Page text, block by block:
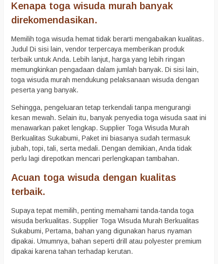
Kenapa toga wisuda murah banyak
direkomendasikan.
Memilih toga wisuda hemat tidak berarti mengabaikan kualitas.
Judul Di sisi lain, vendor terpercaya memberikan produk
terbaik untuk Anda. Lebih lanjut, harga yang lebih ringan
memungkinkan pengadaan dalam jumlah banyak. Di sisi lain,
toga wisuda murah mendukung pelaksanaan wisuda dengan
peserta yang banyak.
Sehingga, pengeluaran tetap terkendali tanpa mengurangi
kesan mewah. Selain itu, banyak penyedia toga wisuda saat ini
menawarkan paket lengkap. Supplier Toga Wisuda Murah
Berkualitas Sukabumi, Paket ini biasanya sudah termasuk
jubah, topi, tali, serta medali. Dengan demikian, Anda tidak
perlu lagi direpotkan mencari perlengkapan tambahan.
Acuan toga wisuda dengan kualitas
terbaik.
Supaya tepat memilih, penting memahami tanda-tanda toga
wisuda berkualitas. Supplier Toga Wisuda Murah Berkualitas
Sukabumi, Pertama, bahan yang digunakan harus nyaman
dipakai. Umumnya, bahan seperti drill atau polyester premium
dipakai karena tahan terhadap kerutan.